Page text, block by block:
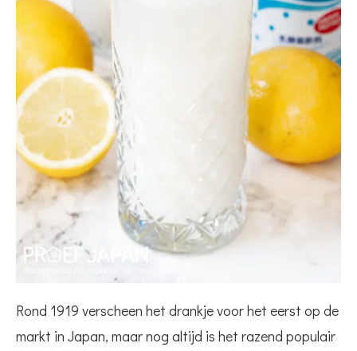
Rond 1919 verscheen het drankje voor het eerst op de
markt in Japan, maar nog altijd is het razend populair